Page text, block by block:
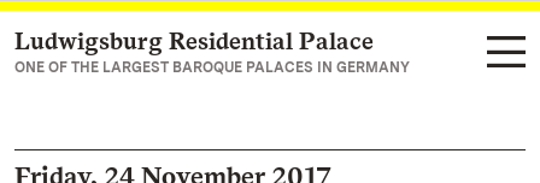
Navigate to main page
Ludwigsburg Residential Palace
ONE OF THE LARGEST BAROQUE PALACES IN GERMANY
Friday, 24 November 2017